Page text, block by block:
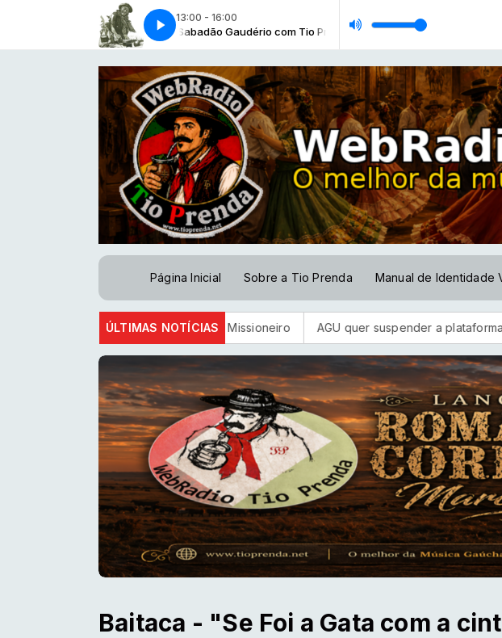
13:00 - 16:00
Gaudério com Tio Prenda Sabadão Gaudério com Tio Prenda
minha terra [Teixeirinha] Saudade da minha terra [Teixeirinha]
Página Inicial Sobre a Tio Prenda Manual de Identidade
ÚLTIMAS NOTÍCIAS
da Vida - Pedro Missioneiro AGU quer suspender a plataforma Discord no Brasil
Baitaca - "Se Foi a Gata com a